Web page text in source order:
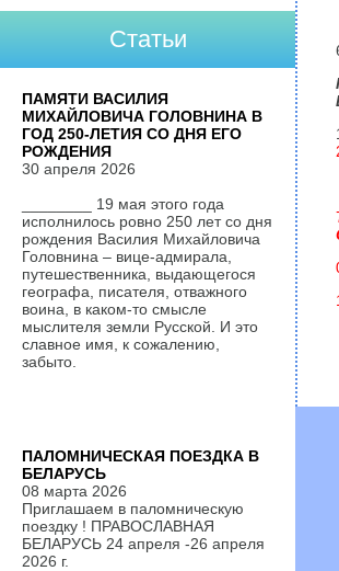
Статьи
ПАМЯТИ ВАСИЛИЯ
МИХАЙЛОВИЧА ГОЛОВНИНА В
ГОД 250-ЛЕТИЯ СО ДНЯ ЕГО
РОЖДЕНИЯ
30 апреля 2026
________ 19 мая этого года
исполнилось ровно 250 лет со дня
рождения Василия Михайловича
Головнина – вице-адмирала,
путешественника, выдающегося
географа, писателя, отважного
воина, в каком-то смысле
мыслителя земли Русской. И это
славное имя, к сожалению,
забыто.
ПАЛОМНИЧЕСКАЯ ПОЕЗДКА В
БЕЛАРУСЬ
08 марта 2026
Приглашаем в паломническую
поездку ! ПРАВОСЛАВНАЯ
БЕЛАРУСЬ 24 апреля -26 апреля
2026 г.